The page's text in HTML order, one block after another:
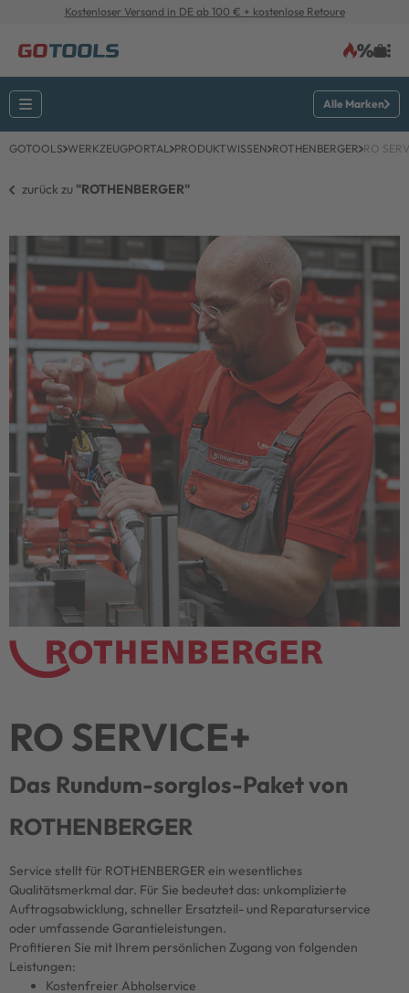
Kostenloser Versand in DE ab 100 € + kostenlose Retoure
Alle Marken
GOTOOLS WERKZEUGPORTAL PRODUKTWISSEN ROTHENBERGER RO
zurück zu "ROTHENBERGER"
RO SERVICE+
Das Rundum-sorglos-Paket von
ROTHENBERGER
Service stellt für ROTHENBERGER ein wesentliches
Qualitätsmerkmal dar. Für Sie bedeutet das: unkomplizierte
Auftragsabwicklung, schneller Ersatzteil- und Reparaturservice
oder umfassende Garantieleistungen.
Profitieren Sie mit Ihrem persönlichen Zugang von folgenden
Leistungen:
Kostenfreier Abholservice